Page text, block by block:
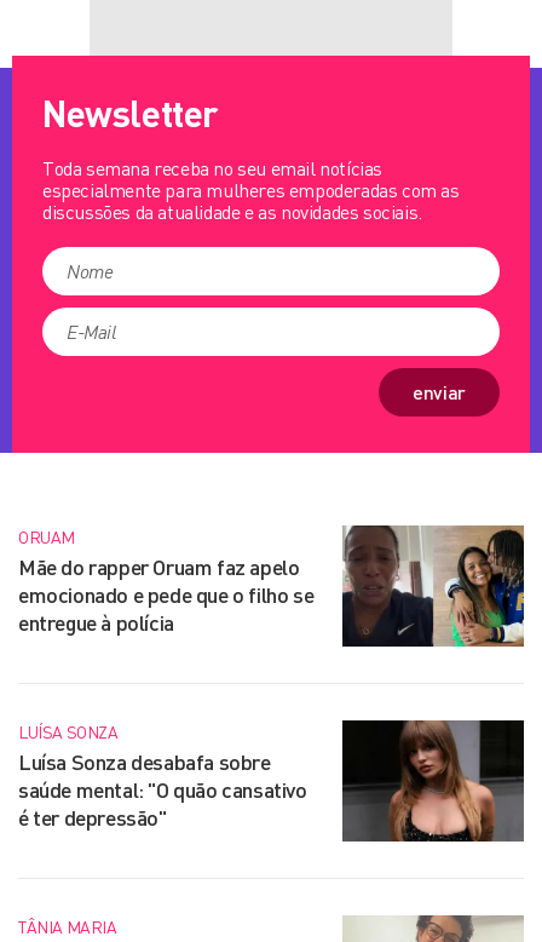
Newsletter
Toda semana receba no seu email notícias
especialmente para mulheres empoderadas com as
discussões da atualidade e as novidades sociais.
enviar
ORUAM
Mãe do rapper Oruam faz apelo
emocionado e pede que o filho se
entregue à polícia
LUÍSA SONZA
Luísa Sonza desabafa sobre
saúde mental: "O quão cansativo
é ter depressão"
TÂNIA MARIA